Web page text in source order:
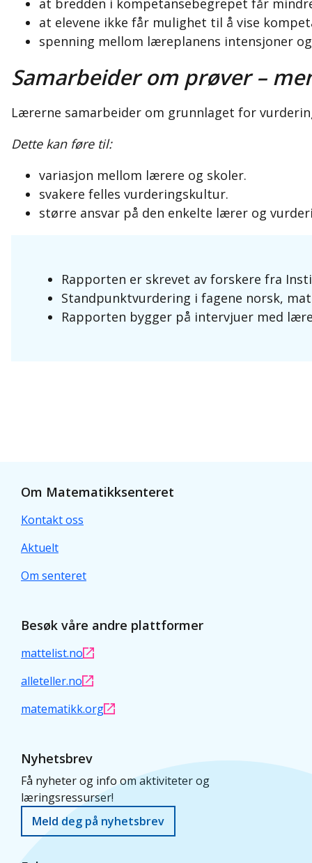
at elevene ikke får mulighet til å vise
spenning mellom læreplanens intensjoner
Samarbeider om prøver –
Lærerne samarbeider om grunnlaget for
Dette kan føre til:
variasjon mellom lærere og skoler.
svakere felles vurderingskultur.
større ansvar på den enkelte lærer og
Rapporten er skrevet av forskere fra
Standpunktvurdering i fagene norsk,
Rapporten bygger på intervjuer med
Om Matematikksenteret
Kontakt oss
Aktuelt
Om senteret
Besøk våre andre plattformer
mattelist.no
alleteller.no
matematikk.org
Nyhetsbrev
Få nyheter og info om aktiviteter og
læringsressurser!
Meld deg på nyhetsbrev